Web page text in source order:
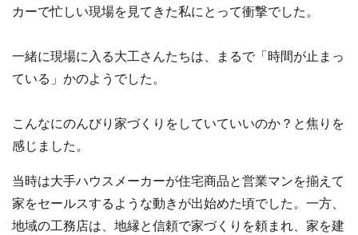
カーで忙しい現場を見てきた私にとって衝撃でした。
一緒に現場に入る大工さんたちは、まるで「時間が止まっ
ている」かのようでした。
こんなにのんびり家づくりをしていていいのか？と焦りを
感じました。
当時は大手ハウスメーカーが住宅商品と営業マンを揃えて
家をセールスするような動きが出始めた頃でした。一方、
地域の工務店は、地縁と信頼で家づくりを頼まれ、家を建